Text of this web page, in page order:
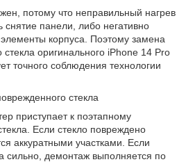
потому что неправильный нагрев
снятие панели, либо негативно
корпуса. Поэтому замена
стекла оригинального iPhone 14 Pro
точного соблюдения технологии
стекла
приступает к поэтапному
Если стекло повреждено
аккуратными участками. Если
сильно, демонтаж выполняется по